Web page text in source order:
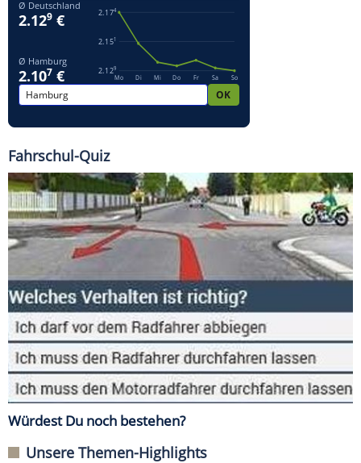
Fahrschul-Quiz
Würdest Du noch bestehen?
Unsere Themen-Highlights